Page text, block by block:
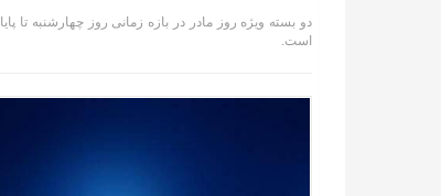
است.